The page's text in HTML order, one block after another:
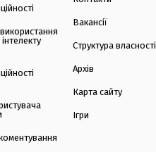
Вакансії
Структура власності
Архів
Карта сайту
Ігри